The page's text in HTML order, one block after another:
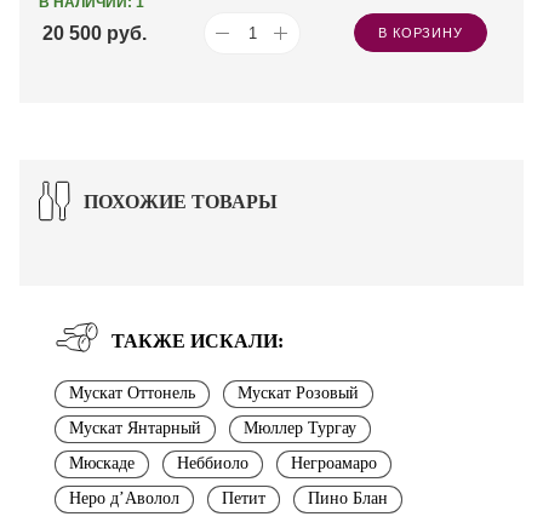
20 500 руб. В КОРЗИНУ
ПОХОЖИЕ ТОВАРЫ
ТАКЖЕ ИСКАЛИ:
Мускат Оттонель
Мускат Розовый
Мускат Янтарный
Мюллер Тургау
Мюскаде
Неббиоло
Негроамаро
Неро д’Аволол
Петит Пино Блан